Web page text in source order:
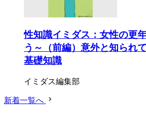
性知識イミダス：女性の更
う～（前編）意外と知られ
基礎知識
イミダス編集部
新着一覧へ